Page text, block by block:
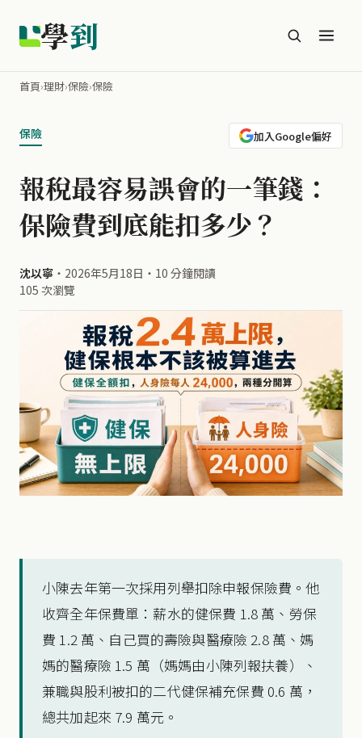
學到
首頁›理財›保險›保險
保險 加入Google偏好
報稅最容易誤會的一筆錢：
保險費到底能扣多少？
沈以寧 ・ 2026年5月18日 ・ 10 分鐘閱讀
105 次瀏覽
小陳去年第一次採用列舉扣除申報保險費。他
收齊全年保費單：薪水的健保費 1.8 萬、勞保
費 1.2 萬、自己買的壽險與醫療險 2.8 萬、媽
媽的醫療險 1.5 萬（媽媽由小陳列報扶養）、
兼職與股利被扣的二代健保補充保費 0.6 萬，
總共加起來 7.9 萬元。